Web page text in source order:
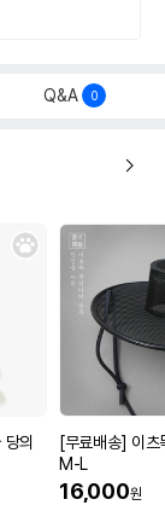
Q&A 0
의
[무료배송] 이츠
M-L
16,000원